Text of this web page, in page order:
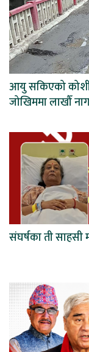
आयु सकिएको कोशी
जोखिममा लाखौँ
संघर्षका ती